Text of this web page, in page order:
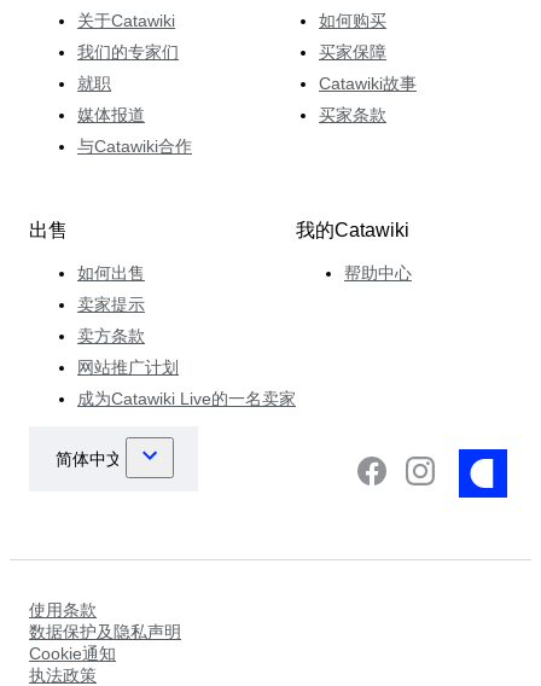
关于Catawiki
我们的专家们
就职
媒体报道
与Catawiki合作
如何购买
买家保障
Catawiki故事
买家条款
出售
如何出售
卖家提示
卖方条款
网站推广计划
成为Catawiki Live的一名卖家
我的Catawiki
帮助中心
使用条款
数据保护及隐私声明
Cookie通知
执法政策